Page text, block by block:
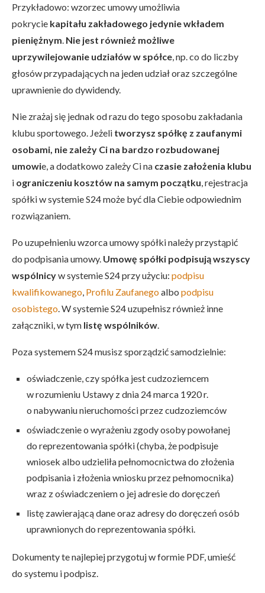
Przykładowo: wzorzec umowy umożliwia
pokrycie kapitału zakładowego jedynie wkładem
pieniężnym. Nie jest również możliwe
uprzywilejowanie udziałów w spółce, np. co do liczby
głosów przypadających na jeden udział oraz szczególne
uprawnienie do dywidendy.
Nie zrażaj się jednak od razu do tego sposobu zakładania
klubu sportowego. Jeżeli tworzysz spółkę z zaufanymi
osobami, nie zależy Ci na bardzo rozbudowanej
umowie, a dodatkowo zależy Ci na czasie założenia klubu
i ograniczeniu kosztów na samym początku, rejestracja
spółki w systemie S24 może być dla Ciebie odpowiednim
rozwiązaniem.
Po uzupełnieniu wzorca umowy spółki należy przystąpić
do podpisania umowy. Umowę spółki podpisują wszyscy
wspólnicyw systemie S24 przy użyciu: podpisu
kwalifikowanego, Profilu Zaufanegoalbo podpisu
osobistego. W systemie S24 uzupełnisz również inne
załączniki, w tym listę wspólników.
Poza systemem S24 musisz sporządzić samodzielnie:
oświadczenie, czy spółka jest cudzoziemcem
w rozumieniu Ustawy z dnia 24 marca 1920 r.
o nabywaniu nieruchomości przez cudzoziemców
oświadczenie o wyrażeniu zgody osoby powołanej
do reprezentowania spółki (chyba, że podpisuje
wniosek albo udzieliła pełnomocnictwa do złożenia
podpisania i złożenia wniosku przez pełnomocnika)
wraz z oświadczeniem o jej adresie do doręczeń
listę zawierającą dane oraz adresy do doręczeń osób
uprawnionych do reprezentowania spółki.
Dokumenty te najlepiej przygotuj w formie PDF, umieść
do systemu i podpisz.